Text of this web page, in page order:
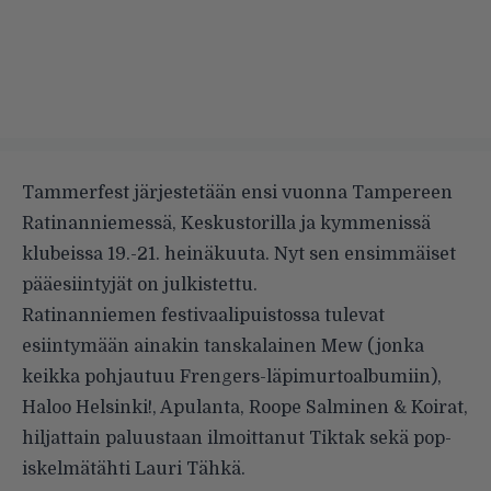
Tammerfest järjestetään ensi vuonna Tampereen
Ratinanniemessä, Keskustorilla ja kymmenissä
klubeissa 19.-21. heinäkuuta. Nyt sen ensimmäiset
pääesiintyjät on julkistettu.
Ratinanniemen festivaalipuistossa tulevat
esiintymään ainakin tanskalainen Mew (jonka
keikka pohjautuu Frengers-läpimurtoalbumiin),
Haloo Helsinki!, Apulanta, Roope Salminen & Koirat,
hiljattain paluustaan ilmoittanut Tiktak sekä pop-
iskelmätähti Lauri Tähkä.